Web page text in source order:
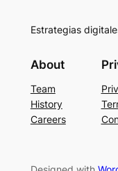
Estrategias
About
Team
History
Careers